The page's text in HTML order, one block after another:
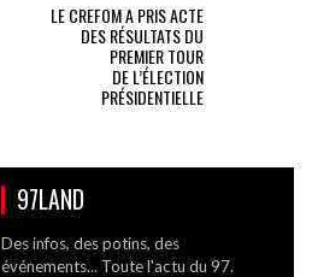
LE CREFOM A PRIS ACTE
DES RÉSULTATS DU
PREMIER TOUR
DE L’ÉLECTION
PRÉSIDENTIELLE
97LAND
Des infos, des potins, des
événements... Toute l'actu du 97.